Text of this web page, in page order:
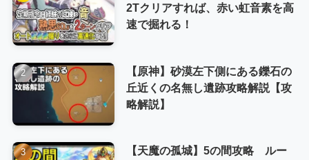
2Tクリアすれば、赤い虹音素を高
速で掘れる！
【原神】砂漠左下側にある鑠石の
丘近くの名無し遺跡攻略解説【攻
略解説】
【天魔の孤城】5の間攻略 ルー